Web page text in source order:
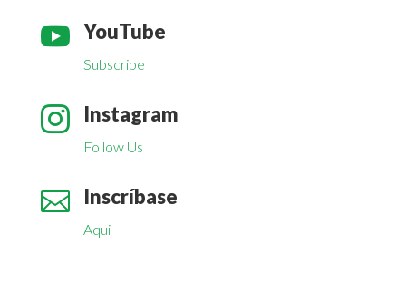
 YouTube
Subscribe
 Instagram
Follow Us
 Inscríbase
Aqui